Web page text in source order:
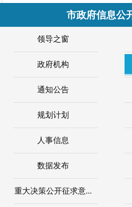
市政府信息公
领导之窗
政府机构
通知公告
规划计划
人事信息
数据发布
重大决策公开征求意...